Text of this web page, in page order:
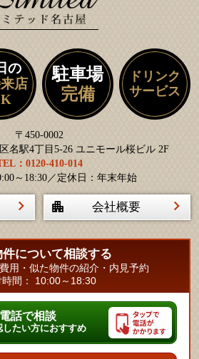
の
店
駐車場
完備
ドリンク
サービス
〒450-0002
名駅4丁目5-26 ユニモール桜ビル 2F
：0120-410-014
～18:30／定休日：年末年始
会社概要
件について相談する
用・似た物件の紹介・内見予約
時間： 10:00～18:30
電話で相談
したい方におすすめ